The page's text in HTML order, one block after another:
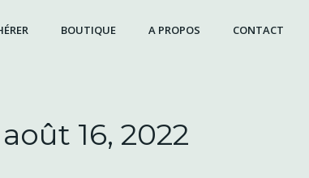
BOUTIQUE A PROPOS CONTACT
août 16, 2022